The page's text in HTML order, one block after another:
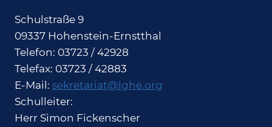
Schulstraße 9
09337 Hohenstein-Ernstthal
Telefon: 03723 / 42928
Telefax: 03723 / 42883
E-Mail: sekretariat@lghe.org
Schulleiter:
Herr Simon Fickenscher